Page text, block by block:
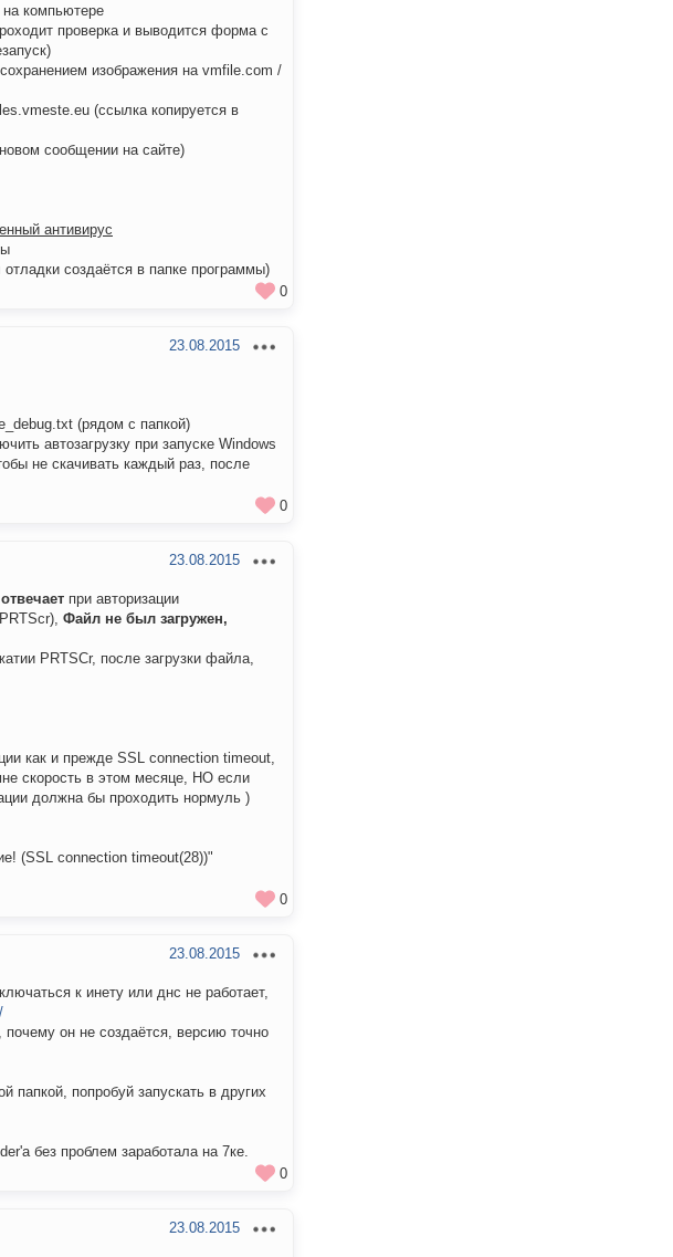
компьютере
проверка и выводится форма с
изображения на vmfile.com /
(ссылка копируется в
сообщении на сайте)
антивирус
создаётся в папке программы)
0
23.08.2015
(рядом с папкой)
автозагрузку при запуске Windows
не скачивать каждый раз, после
0
23.08.2015
при авторизации
Файл не был загружен,
PRTSCr, после загрузки файла,
как и прежде SSL connection timeout,
скорость в этом месяце, НО если
должна бы проходить нормуль )
(SSL connection timeout(28))"
0
23.08.2015
к инету или днс не работает,
он не создаётся, версию точно
папкой, попробуй запускать в других
без проблем заработала на 7ке.
0
23.08.2015